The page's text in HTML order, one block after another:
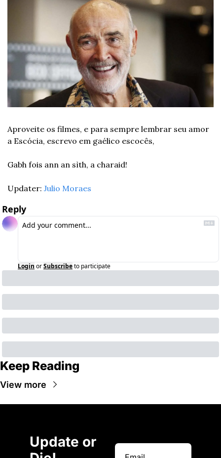
Aproveite os filmes, e para sempre lembrar seu amor
a Escócia, escrevo em gaélico escocês,
Gabh fois ann an sìth, a charaid!
Updater: Julio Moraes
Reply
Login orSubscribeto participate
Keep Reading
View more
Update or